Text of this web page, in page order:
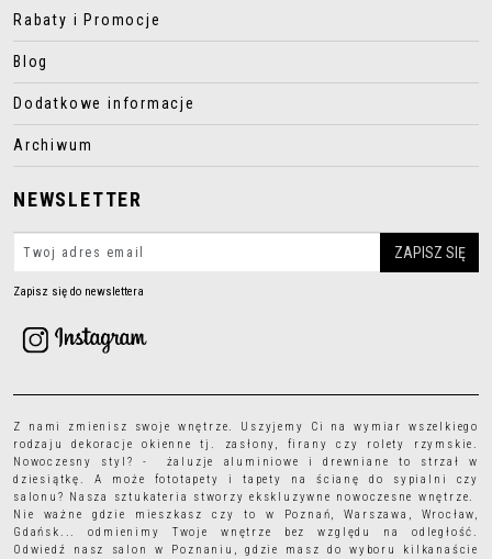
Rabaty i Promocje
Blog
Dodatkowe informacje
Archiwum
NEWSLETTER
Zapisz się do newslettera
Z nami zmienisz swoje wnętrze. Uszyjemy Ci na wymiar wszelkiego
rodzajudekoracje okienne tj. zasłony, firany czy rolety rzymskie.
Nowoczesny styl? - żaluzje aluminiowe i drewniane to strzał w
dziesiątkę. A może fototapety i tapety
na ścianę do sypialni czy
salonu? Nasza sztukateria stworzy ekskluzywne nowoczesne wnętrze.
Nie ważne gdzie mieszkasz czy to w Poznań, Warszawa, Wrocław,
Gdańsk... odmienimy Twoje wnętrze bez względu na odległość.
Odwiedź nasz salon w Poznaniu, gdzie masz do wyboru kilkanaście